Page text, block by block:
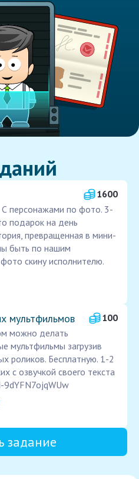
1600
персонажами по фото. 3-
подарок на день
превращенная в мини-
быть по нашим
скину исполнителю.
мультфильмов
100
можно делать
мультфильмы загрузив
роликов. Бесплатную. 1-2
с озвучкой своего текста
задание